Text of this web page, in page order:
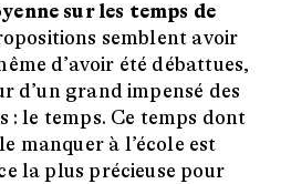
sur les temps de
semblent avoir
d’avoir été débattues,
d’un grand impensé des
: le temps. Ce temps dont
manquer à l’école est
la plus précieuse pour